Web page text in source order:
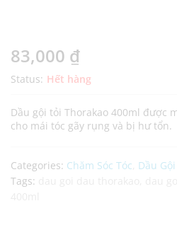
83,000 ₫
Status: Hết hàng
Dầu gội tỏi Thorakao 400ml được
cho mái tóc gãy rụng và bị hư tổn.
Categories: Chăm Sóc Tóc Dầu
Tags: